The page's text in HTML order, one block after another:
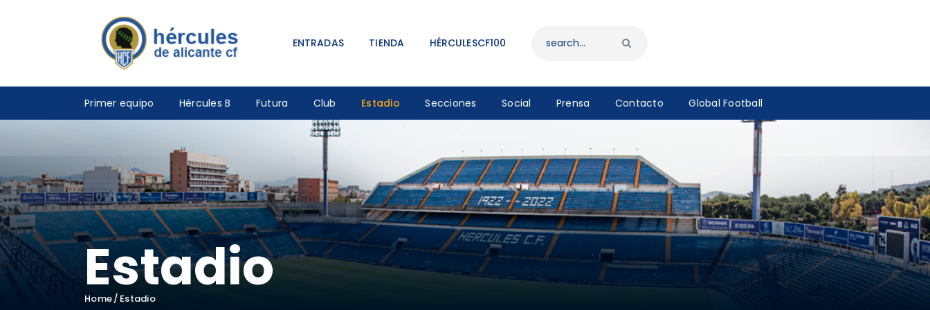
ENTRADAS TIENDA HÉRCULESCF100
Primer equipo Hércules B Futura Club Estadio Secciones Social Prensa Contacto Global Football
Estadio
Home Estadio
TIENDA